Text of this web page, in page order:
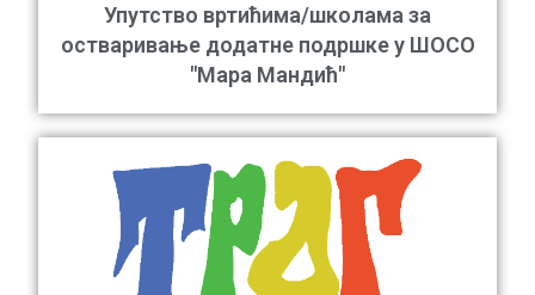
Упутство вртићима/школама за
остваривање додатне подршке у ШОСО
"Мара Мандић"